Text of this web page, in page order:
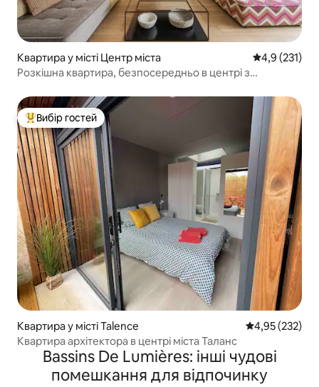
Квартира у місті Центр міста Середня
4,9 (231)
Розкішна квартира, безпосередньо в центрі з
Топ вибір гостей
Вибір гостей
Квартира у місті Talence Середня
4,95 (232)
Квартира архітектора в центрі міста Таланс
Bassins De Lumières: інші чудові
помешкання для відпочинку